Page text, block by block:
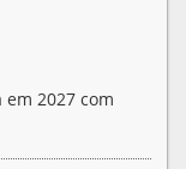
2027 com